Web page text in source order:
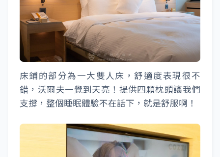
床鋪的部分為一大雙人床，舒適度表現很不
錯，沃爾夫一覺到天亮！提供四顆枕頭讓我們
支撐，整個睡眠體驗不在話下，就是舒服啊！